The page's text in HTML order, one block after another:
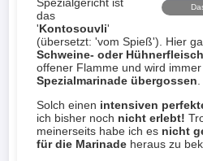
Spezialgericht ist
das
'Kontosouvli'
(übersetzt: 'vom Spieß'). Hier
Schweine- oder
offener Flamme und wird
Spezialmarinade übergossen.
Solch einen intensiven
ich bisher noch nicht erlebt!
meinerseits habe ich es nicht
für die Marinade heraus zu